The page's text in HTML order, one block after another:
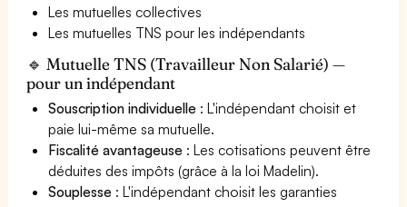
Les mutuelles collectives
Les mutuelles TNS pour les indépendants
🔹 Mutuelle TNS (Travailleur Non Salarié) —
pour un indépendant
Souscription individuelle : L'indépendant choisit et
paie lui-même sa mutuelle.
Fiscalité avantageuse : Les cotisations peuvent être
déduites des impôts (grâce à la loi Madelin).
Souplesse : L'indépendant choisit les garanties